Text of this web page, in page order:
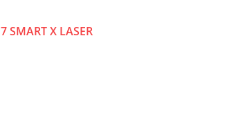
SMART X LASER